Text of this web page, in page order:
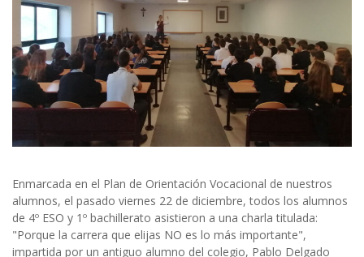
Enmarcada en el Plan de Orientación Vocacional de nuestros
alumnos, el pasado viernes 22 de diciembre, todos los alumnos
de 4º ESO y 1º bachillerato asistieron a una charla titulada:
"Porque la carrera que elijas NO es lo más importante",
impartida por un antiguo alumno del colegio, Pablo Delgado